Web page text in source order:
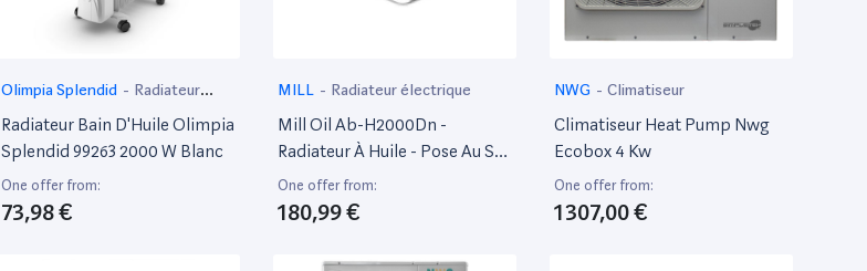
Olimpia Splendid - Radiateur
électrique
Radiateur Bain D'Huile Olimpia
Splendid 99263 2000 W Blanc
One offer from:
73,98 €
MILL - Radiateur électrique
Mill Oil Ab-H2000Dn -
Radiateur À Huile - Pose Au Sol
- 2000 Watt - Blanc
One offer from:
180,99 €
NWG - Climatiseur
Climatiseur Heat Pump Nwg
Ecobox 4 Kw
One offer from:
1 307,00 €